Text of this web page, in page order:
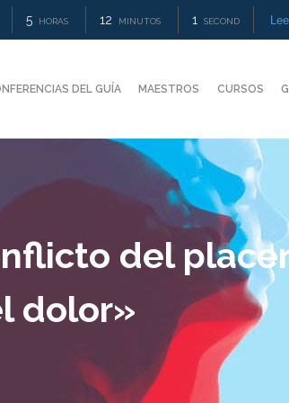
HORAS 12 MINUTOS 0 SEGUNDOS
DEL GUÍA MAESTROS CURSOS
del
dolor»